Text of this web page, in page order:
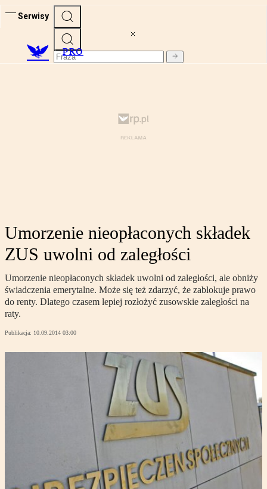
Serwisy
PRO
Umorzenie nieopłaconych składek
ZUS uwolni od zaległości
Umorzenie nieopłaconych składek uwolni od zaległości, ale obniży
świadczenia emerytalne. Może się też zdarzyć, że zablokuje prawo
do renty. Dlatego czasem lepiej rozłożyć zusowskie zaległości na
raty.
Publikacja: 10.09.2014 03:00